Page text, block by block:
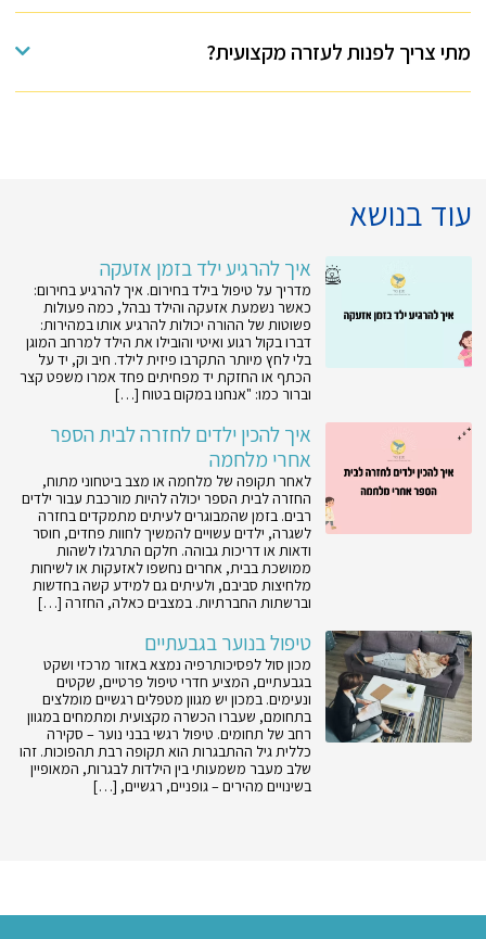
מתי צריך לפנות לעזרה מקצועית?
עוד בנושא
איך להרגיע ילד בזמן אזעקה
מדריך על טיפול בילד בחירום. איך להרגיע בחירום:
כאשר נשמעת אזעקה והילד נבהל, כמה פעולות
פשוטות של ההורה יכולות להרגיע אותו במהירות:
דברו בקול רגוע ואיטי והובילו את הילד למרחב המוגן
בלי לחץ מיותר התקרבו פיזית לילד. חיב וק, יד על
הכתף או החזקת יד מפחיתים פחד אמרו משפט קצר
וברור כמו: "אנחנו במקום בטוח […]
איך להכין ילדים לחזרה לבית הספר
אחרי מלחמה
לאחר תקופה של מלחמה או מצב ביטחוני מתוח,
החזרה לבית הספר יכולה להיות מורכבת עבור ילדים
רבים. בזמן שהמבוגרים לעיתים מתמקדים בחזרה
לשגרה, ילדים עשויים להמשיך לחוות פחדים, חוסר
ודאות או דריכות גבוהה. חלקם התרגלו לשהות
ממושכת בבית, אחרים נחשפו לאזעקות או לשיחות
מלחיצות סביבם, ולעיתים גם למידע קשה בחדשות
וברשתות החברתיות. במצבים כאלה, החזרה […]
טיפול בנוער בגבעתיים
מכון סול לפסיכותרפיה נמצא באזור מרכזי ושקט
בגבעתיים, המציע חדרי טיפול פרטיים, שקטים
ונעימים. במכון יש מגוון מטפלים רגשיים מומלצים
בתחומם, שעברו הכשרה מקצועית ומתמחים במגוון
רחב של תחומים. טיפול רגשי בבני נוער – סקירה
כללית גיל ההתבגרות הוא תקופה רבת תהפוכות. זהו
שלב מעבר משמעותי בין הילדות לבגרות, המאופיין
בשינויים מהירים – גופניים, רגשיים, […]